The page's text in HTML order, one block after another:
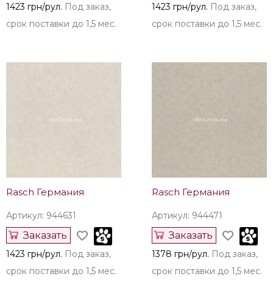
1423 грн/рул. Под заказ,
срок поставки до 1,5 мес.
1423 грн/рул. Под заказ,
срок поставки до 1,5 мес.
Rasch Германия
Артикул: 944631
Заказать
1423 грн/рул. Под заказ,
срок поставки до 1,5 мес.
Rasch Германия
Артикул: 944471
Заказать
1378 грн/рул. Под заказ,
срок поставки до 1,5 мес.